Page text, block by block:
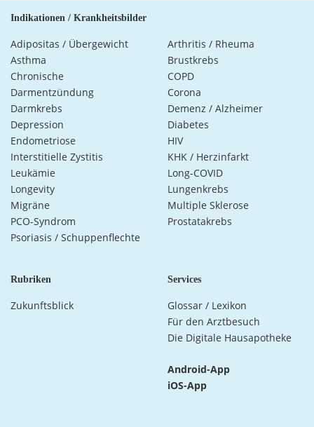
Indikationen / Krankheitsbilder
Adipositas / Übergewicht
Arthritis / Rheuma
Asthma
Brustkrebs
Chronische
Darmentzündung
COPD
Corona
Darmkrebs
Demenz / Alzheimer
Depression
Diabetes
Endometriose
HIV
Interstitielle Zystitis
KHK / Herzinfarkt
Leukämie
Long-COVID
Longevity
Lungenkrebs
Migräne
Multiple Sklerose
PCO-Syndrom
Prostatakrebs
Psoriasis / Schuppenflechte
Rubriken
Zukunftsblick
Services
Glossar / Lexikon
Für den Arztbesuch
Die Digitale Hausapotheke
Android-App
iOS-App